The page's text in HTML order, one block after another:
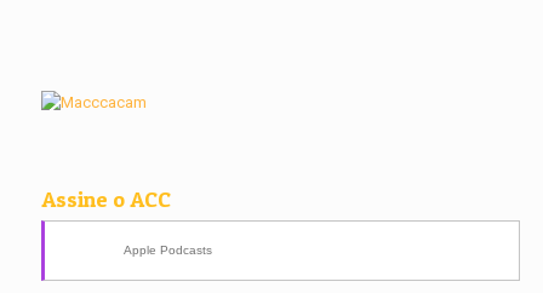
Assine o ACC
Apple Podcasts